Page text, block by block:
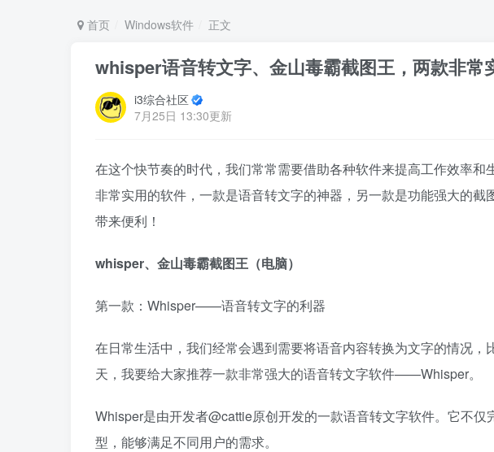
首页 Windows软件 正文
whisper语音转文字、金山毒霸截图王，两款非常
i3综合社区
7月25日 13:30更新
在这个快节奏的时代，我们常常需要借助各种软件来提高工作效率
非常实用的软件，一款是语音转文字的神器，另一款是功能强大的
带来便利！
whisper、金山毒霸截图王（电脑）
第一款：Whisper——语音转文字的利器
在日常生活中，我们经常会遇到需要将语音内容转换为文字的情况
天，我要给大家推荐一款非常强大的语音转文字软件——Whisper。
Whisper是由开发者@cattie原创开发的一款语音转文字软件。它不
型，能够满足不同用户的需求。